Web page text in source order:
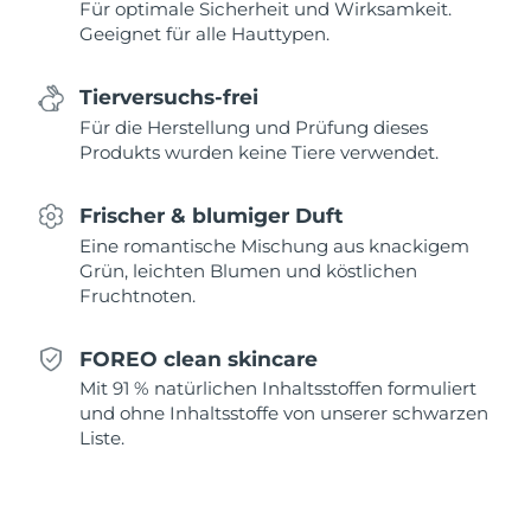
Für optimale Sicherheit und Wirksamkeit.
Geeignet für alle Hauttypen.
Tierversuchs-frei
Für die Herstellung und Prüfung dieses
Produkts wurden keine Tiere verwendet.
Frischer & blumiger Duft
Eine romantische Mischung aus knackigem
Grün, leichten Blumen und köstlichen
Fruchtnoten.
FOREO clean skincare
Mit 91 % natürlichen Inhaltsstoffen formuliert
und ohne Inhaltsstoffe von unserer schwarzen
Liste.
Saudi-Arabien Erwartete Lieferung
Singapur
Slowakei Erwartete Lieferung
Slowenien Erwartete Lieferung
Südafrika Erwartete Lieferung8/17/26
Spanien Erwartete Lieferung
Schweden